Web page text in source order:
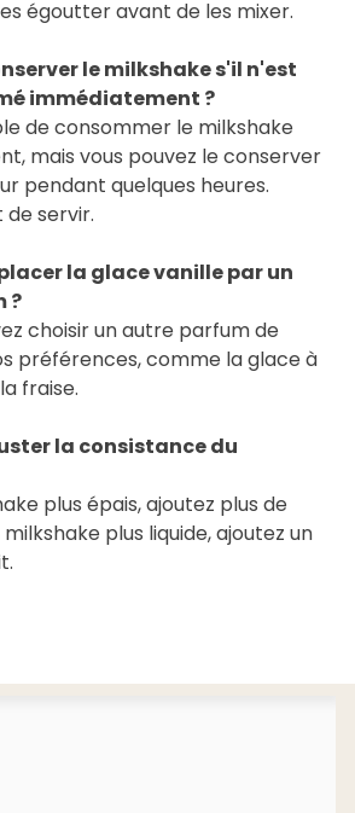
égoutter avant de les mixer.
le milkshake s'il n'est
immédiatement ?
de consommer le milkshake
mais vous pouvez le conserver
pendant quelques heures.
de servir.
la glace vanille par un
?
choisir un autre parfum de
préférences, comme la glace à
fraise.
la consistance du
plus épais, ajoutez plus de
plus liquide, ajoutez un